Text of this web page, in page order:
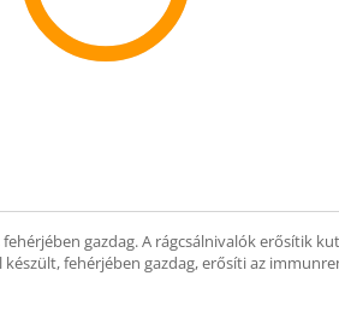
gazdag. A rágcsálnivalók erősítik
fehérjében gazdag, erősíti az